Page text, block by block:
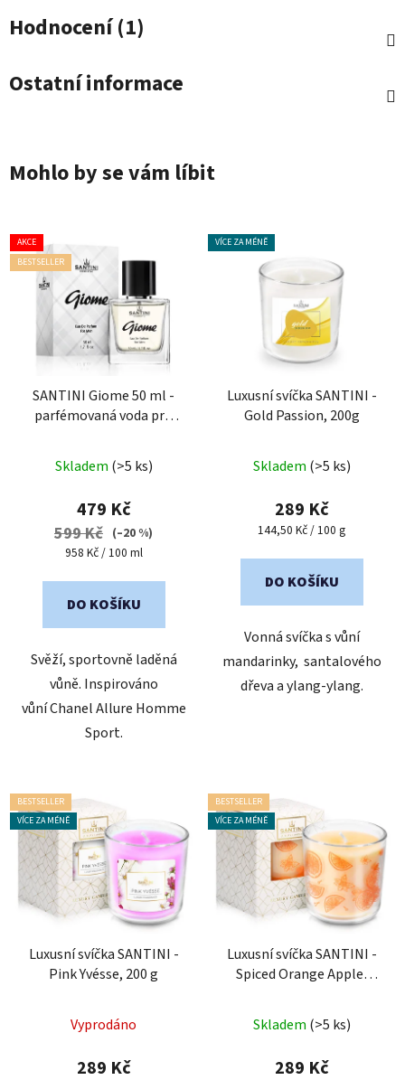
Hodnocení (1)
Ostatní informace
Mohlo by se vám líbit
AKCE
BESTSELLER
SANTINI Giome 50 ml -
parfémovaná voda pro
hodnocení
produktu
je
5,0
5
Skladem (>5 ks)
479 Kč
599 Kč (–20 %)
Měrná
958 Kč / 100 ml
DO KOŠÍKU
Svěží, sportovně laděná
vůně. Inspirováno
vůní Chanel Allure Homme
Sport.
VÍCE ZA MÉNĚ
Luxusní svíčka SANTINI -
Gold Passion, 200g
Skladem (>5 ks)
289 Kč
Měrná
144,50 Kč / 100 g
DO KOŠÍKU
Vonná svíčka s vůní
mandarinky, santalového
dřeva a ylang-ylang.
BESTSELLER
VÍCE ZA MÉNĚ
Luxusní svíčka SANTINI -
Pink Yvésse, 200 g
hodnocení
produktu
Vyprodáno
289 Kč
BESTSELLER
VÍCE ZA MÉNĚ
Luxusní svíčka SANTINI -
Spiced Orange Apple,
Skladem (>5 ks)
289 Kč